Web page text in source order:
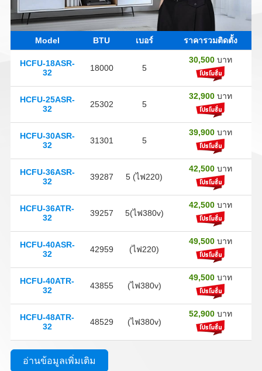
Model BTU เบอร์ ราคารวมติดตั้ง
HCFU-18ASR-
32
18000 5
30,500บาท
HCFU-25ASR-
32
25302 5
32,900บาท
HCFU-30ASR-
32
31301 5
39,900บาท
HCFU-36ASR-
32
39287 5 (ไฟ220)
42,500บาท
HCFU-36ATR-
32
39257 5(ไฟ380v)
42,500บาท
HCFU-40ASR-
32
42959 (ไฟ220)
49,500บาท
HCFU-40ATR-
32
43855 (ไฟ380v)
49,500บาท
HCFU-48ATR-
32
48529 (ไฟ380v)
52,900บาท
อ่านข้อมูลเพิ่มเติม